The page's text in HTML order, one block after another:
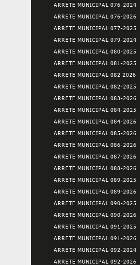
ARRETE MUNICIPAL 076-2024
ARRETE MUNICIPAL 076-2026
ARRETE MUNICIPAL 077-2025
ARRETE MUNICIPAL 079-2024
ARRETE MUNICIPAL 080-2025
ARRETE MUNICIPAL 081-2025
ARRETE MUNICIPAL 082 2026
ARRETE MUNICIPAL 082-2025
ARRETE MUNICIPAL 083-2026
ARRETE MUNICIPAL 084-2025
ARRETE MUNICIPAL 084-2026
ARRETE MUNICIPAL 085-2026
ARRETE MUNICIPAL 086-2026
ARRETE MUNICIPAL 087-2026
ARRETE MUNICIPAL 088-2026
ARRETE MUNICIPAL 089-2025
ARRETE MUNICIPAL 089-2026
ARRETE MUNICIPAL 090-2025
ARRETE MUNICIPAL 090-2026
ARRETE MUNICIPAL 091-2025
ARRETE MUNICIPAL 091-2026
ARRETE MUNICIPAL 092-2024
ARRETE MUNICIPAL 092-2026